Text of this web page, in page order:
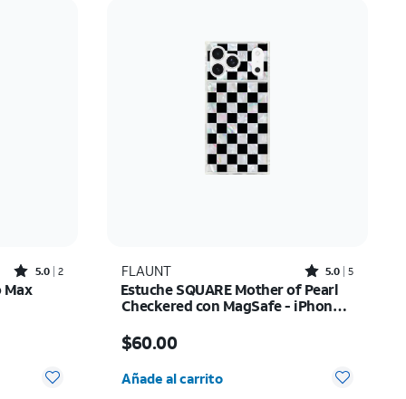
Rated5out of 5 stars with2reviews
5.0 2
Max
FLAUNT Rated5out of 5 stars with5reviews
5.0 5
Estuche SQUARE Mother of Pearl
Checkered con MagSafe - iPhone
$60.00
Añade al carrito